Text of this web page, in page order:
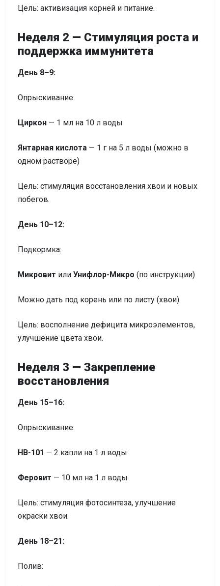
Цель: активизация корней и питание.
Неделя 2 — Стимуляция роста и
поддержка иммунитета
День 8–9:
Опрыскивание:
Циркон — 1 мл на 10 л воды
Янтарная кислота — 1 г на 5 л воды (можно в
одном растворе)
Цель: стимуляция восстановления хвои и новых
побегов.
День 10–12:
Подкормка:
Микровит или Унифлор-Микро (по инструкции)
Можно дать под корень или по листу (хвои).
Цель: восполнение дефицита микроэлементов,
улучшение цвета хвои.
Неделя 3 — Закрепление
восстановления
День 15–16:
Опрыскивание:
HB-101 — 2 капли на 1 л воды
Феровит — 10 мл на 1 л воды
Цель: стимуляция фотосинтеза, улучшение
окраски хвои.
День 18–21:
Полив: